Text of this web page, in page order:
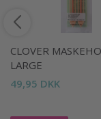
CLOVER
LARGE
49,95 DKK